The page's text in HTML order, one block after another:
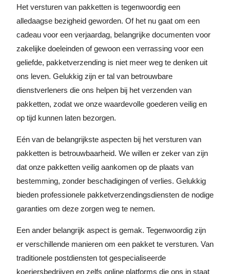
Het versturen van pakketten is tegenwoordig een
alledaagse bezigheid geworden. Of het nu gaat om een
cadeau voor een verjaardag, belangrijke documenten voor
zakelijke doeleinden of gewoon een verrassing voor een
geliefde, pakketverzending is niet meer weg te denken uit
ons leven. Gelukkig zijn er tal van betrouwbare
dienstverleners die ons helpen bij het verzenden van
pakketten, zodat we onze waardevolle goederen veilig en
op tijd kunnen laten bezorgen.
Eén van de belangrijkste aspecten bij het versturen van
pakketten is betrouwbaarheid. We willen er zeker van zijn
dat onze pakketten veilig aankomen op de plaats van
bestemming, zonder beschadigingen of verlies. Gelukkig
bieden professionele pakketverzendingsdiensten de nodige
garanties om deze zorgen weg te nemen.
Een ander belangrijk aspect is gemak. Tegenwoordig zijn
er verschillende manieren om een pakket te versturen. Van
traditionele postdiensten tot gespecialiseerde
koeriersbedrijven en zelfs online platforms die ons in staat